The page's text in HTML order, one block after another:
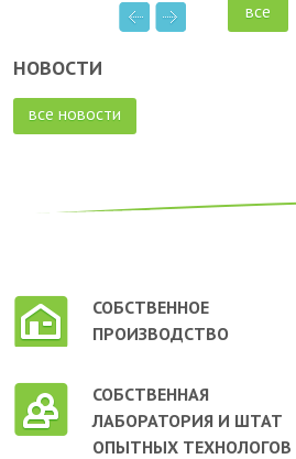
все
НОВОСТИ
все новости
СОБСТВЕННОЕ
ПРОИЗВОДСТВО
СОБСТВЕННАЯ
ЛАБОРАТОРИЯ И ШТАТ
ОПЫТНЫХ ТЕХНОЛОГОВ